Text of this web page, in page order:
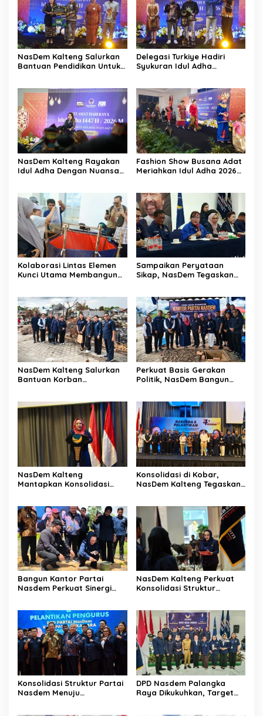
NasDem Kalteng Salurkan
Bantuan Pendidikan Untuk
Delegasi Turkiye Hadiri
Syukuran Idul Adha
NasDem Kalteng Rayakan
Idul Adha Dengan Nuansa
Fashion Show Busana Adat
Meriahkan Idul Adha 2026
Kolaborasi Lintas Elemen
Kunci Utama Membangun
Sampaikan Peryataan
Sikap, NasDem Tegaskan
NasDem Kalteng Salurkan
Bantuan Korban
Perkuat Basis Gerakan
Politik, NasDem Bangun
NasDem Kalteng
Mantapkan Konsolidasi
Konsolidasi di Kobar,
NasDem Kalteng Tegaskan
Bangun Kantor Partai
Nasdem Perkuat Sinergi
NasDem Kalteng Perkuat
Konsolidasi Struktur
Konsolidasi Struktur Partai
Nasdem Menuju
DPD Nasdem Palangka
Raya Dikukuhkan, Target